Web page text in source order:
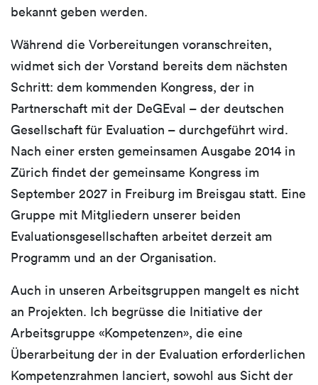
bekannt geben werden.
Während die Vorbereitungen voranschreiten,
widmet sich der Vorstand bereits dem nächsten
Schritt: dem kommenden Kongress, der in
Partnerschaft mit der DeGEval – der deutschen
Gesellschaft für Evaluation – durchgeführt wird.
Nach einer ersten gemeinsamen Ausgabe 2014 in
Zürich findet der gemeinsame Kongress im
September 2027 in Freiburg im Breisgau statt. Eine
Gruppe mit Mitgliedern unserer beiden
Evaluationsgesellschaften arbeitet derzeit am
Programm und an der Organisation.
Auch in unseren Arbeitsgruppen mangelt es nicht
an Projekten. Ich begrüsse die Initiative der
Arbeitsgruppe «Kompetenzen», die eine
Überarbeitung der in der Evaluation erforderlichen
Kompetenzrahmen lanciert, sowohl aus Sicht der